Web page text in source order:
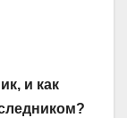
и как